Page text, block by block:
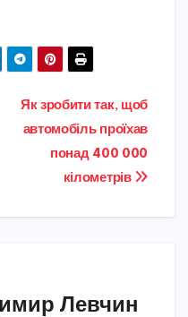
Як зробити так, щоб
автомобіль проїхав
понад 400 000
кілометрів
Левчин